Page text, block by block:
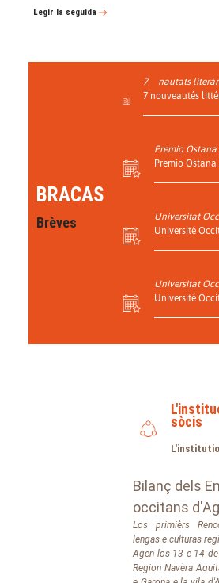
Legir la seguida
BRACAS
Brèves
7
nautats
7 nouveautés
Premio Ostana
Premio Ostana
Universitat
Université
Universitat
Université
sòcis
Bilanç dels
occitans
Los primièrs
lengas e culturas
Agen los 13 e 14
Region Navèra